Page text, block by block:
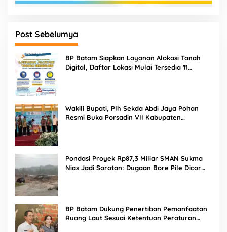
Post Sebelumya
BP Batam Siapkan Layanan Alokasi Tanah
Digital, Daftar Lokasi Mulai Tersedia 11
Wakili Bupati, Plh Sekda Abdi Jaya Pohan
Resmi Buka Porsadin VII Kabupaten
Pondasi Proyek Rp87,3 Miliar SMAN Sukma
Nias Jadi Sorotan: Dugaan Bore Pile Dicor
BP Batam Dukung Penertiban Pemanfaatan
Ruang Laut Sesuai Ketentuan Peraturan